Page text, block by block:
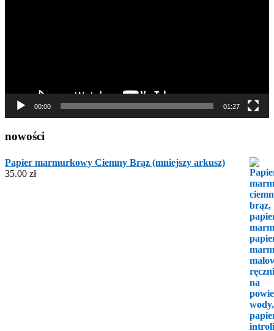
00:00 01:27
nowości
Papier marmurkowy Ciemny Brąz (mniejszy arkusz)
35.00 zł